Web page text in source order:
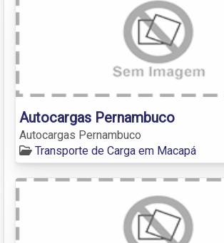
Autocargas Pernambuco
Autocargas Pernambuco
Transporte de Carga em Macapá